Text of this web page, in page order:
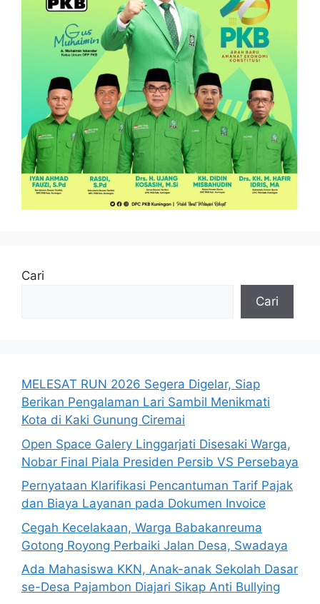
Cari
Cari
MELESAT RUN 2026 Segera Digelar, Siap
Berikan Pengalaman Lari Sambil Menikmati
Kota di Kaki Gunung Ciremai
Open Space Galery Linggarjati Disesaki Warga,
Nobar Final Piala Presiden Persib VS Persebaya
Pernyataan Klarifikasi Pencantuman Tarif Pajak
dan Biaya Layanan pada Dokumen Invoice
Cegah Kecelakaan, Warga Babakanreuma
Gotong Royong Perbaiki Jalan Desa, Swadaya
Ada Mahasiswa KKN, Anak-anak Sekolah Dasar
se-Desa Pajambon Diajari Sikap Anti Bullying